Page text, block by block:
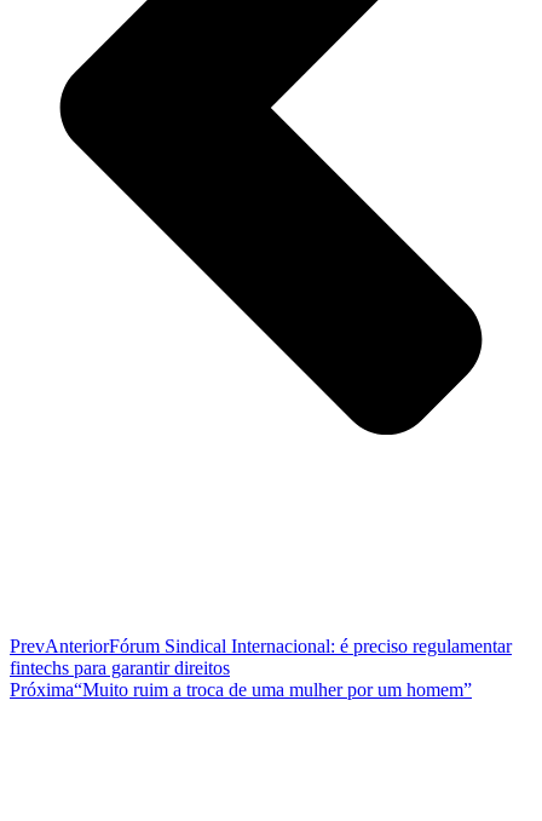
PrevAnteriorFórum Sindical Internacional: é preciso regulamentar
fintechs para garantir direitos
Próxima“Muito ruim a troca de uma mulher por um homem”